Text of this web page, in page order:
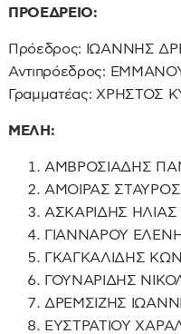
ΠΡΟΕΔΡΕΙΟ:
Πρόεδρος: ΙΩΑΝΝΗΣ
Αντιπρόεδρος:
Γραμματέας: ΧΡΗΣΤΟΣ
ΜΕΛΗ:
ΑΜΒΡΟΣΙΑΔΗΣ
ΑΜΟΙΡΑΣ ΣΤΑΥΡΟΣ
ΑΣΚΑΡΙΔΗΣ ΗΛΙΑΣ
ΓΙΑΝΝΑΡΟΥ ΕΛΕΝΗ
ΓΚΑΓΚΑΛΙΔΗΣ
ΓΟΥΝΑΡΙΔΗΣ
ΔΡΕΜΣΙΖΗΣ
ΕΥΣΤΡΑΤΙΟΥ